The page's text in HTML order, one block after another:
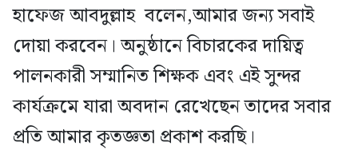
হাফেজ আবদুল্লাহ বলেন,আমার জন্য সবাই
দোয়া করবেন। অনুষ্ঠানে বিচারকের দায়িত্ব
পালনকারী সম্মানিত শিক্ষক এবং এই সুন্দর
কার্যক্রমে যারা অবদান রেখেছেন তাদের সবার
প্রতি আমার কৃতজ্ঞতা প্রকাশ করছি।